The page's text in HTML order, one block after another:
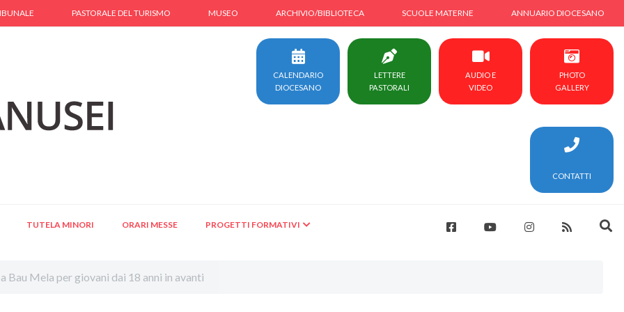
PASTORALE DEL TURISMO MUSEO ARCHIVIO/BIBLIOTECA SCUOLE MATERNE ANNUARIO DIOCESANO
CALENDARIO
DIOCESANO
LETTERE
PASTORALI
AUDIO E
VIDEO
PHOTO
GALLERY
CONTATTI
TUTELA MINORI ORARI MESSE PROGETTI FORMATIVI
Bau Mela per giovani dai 18 anni in avanti